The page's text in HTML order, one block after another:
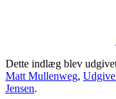
Dette indlæg blev
Matt Mullenweg,
Jensen.